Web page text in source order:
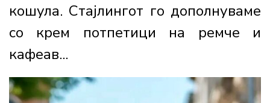
кошула. Стајлингот го дополнуваме
со крем потпетици на ремче и
кафеав...